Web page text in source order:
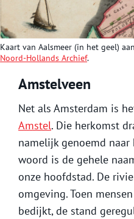
Kaart van Aalsmeer (in het geel)
Noord-Hollands Archief.
Amstelveen
Net als Amsterdam is
Amstel. Die herkomst
namelijk genoemd
woord is de gehele
onze hoofdstad. De
omgeving. Toen
bedijkt, de stand